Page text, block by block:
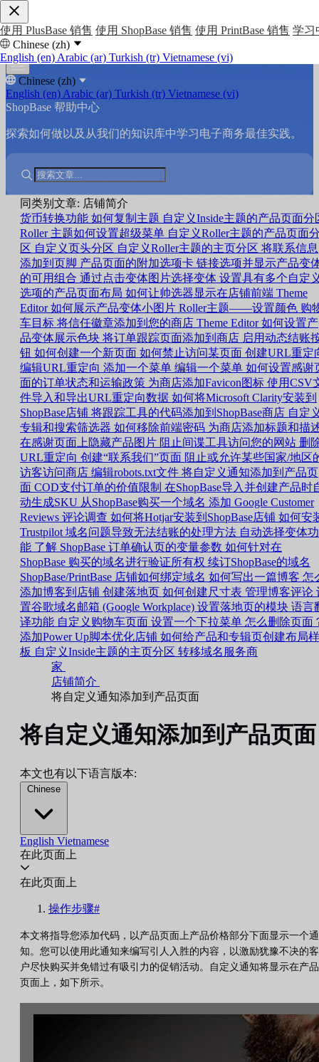
使用 PlusBase 销售 使用 ShopBase 销售 使用 PrintBase 销售 学习
Chinese (zh)
English (en) Arabic (ar) Turkish (tr) Vietnamese (vi)
Chinese (zh)
English (en) Arabic (ar) Turkish (tr) Vietnamese (vi)
ShopBase 帮助中心
探索如何做以及从我们的知识库中学习电子商务最佳实践。
同类别文章: 店铺简介
货币转换功能 如何复制主题 自定义Inside主题的产品页面分
Roller 主题如何设置超级菜单 自定义Roller主题的产品页面
区 自定义页头分区 自定义Roller主题的主页分区 将联系信息
添加到页脚 产品页面的附加选项卡 链接选项并显示产品变
的可用组合 通过点击变体图片选择变体 设置具有多个自定
选项的产品页面布局 如何让帅选器显示在店铺前端 Theme
Editor 如何展示产品变体小图片 Roller主题——设置颜色 购
车目标 将信任徽章添加到您的商店 Theme Editor 如何设置产
品变体展示色块 将订单跟踪页面添加到商店 启用动态结账
钮 如何创建一个新页面 如何禁止访问某页面 创建URL重定
编辑URL重定向 添加一个菜单 编辑一个菜单 如何设置感谢
面的订单状态和运输政策 为商店添加Favicon图标 使用CSV
件导入和导出URL重定向数据 如何将Microsoft Clarity安装到
ShopBase店铺 将跟踪工具的代码添加到ShopBase商店 自定
专辑和搜索筛选器 如何移除前端密码 为商店添加标题和描
在感谢页面上隐藏产品图片 阻止间谍工具访问您的网站 删
URL重定向 创建“联系我们”页面 阻止或允许某些国家/地区
访客访问商店 编辑robots.txt文件 将自定义通知添加到产品页
面 COD支付订单的价值限制 在ShopBase导入并创建产品时
动生成SKU 从ShopBase购买一个域名 添加 Google Customer
Reviews 评论调查 如何将Hotjar安装到ShopBase店铺 如何安
Trustpilot 域名问题导致无法结账的处理方法 自动选择变体功
能 了解 ShopBase 订单确认页的变量参数 如何针对在
ShopBase 购买的域名进行验证所有权 续订ShopBase的域名
ShopBase/PrintBase 店铺如何绑定域名 如何写出一篇博客 怎
添加博客到店铺 创建落地页 如何创建尺寸表 管理博客评论
置谷歌域名邮箱 (Google Workplace) 设置落地页的模块 语言
译功能 自定义购物车页面 设置一个下拉菜单 怎么删除页面
添加Power Up脚本优化店铺 如何给产品和专辑页创建布局样
板 自定义Inside主题的主页分区 转移域名服务商
家
店铺简介
将自定义通知添加到产品页面
将自定义通知添加到产品页面
本文也有以下语言版本:
Chinese
English Vietnamese
在此页面上
在此页面上
操作步骤#
本文将指导您添加代码，以产品页面上产品价格部分下面显示一个通
知。您可以使用此通知来编写引人入胜的内容，以激励犹豫不决的客
户尽快购买并免错过有吸引力的促销活动。自定义通知将显示在产品
页面上，如下所示。